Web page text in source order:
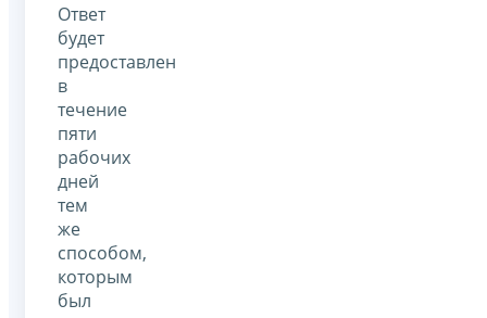
Ответ
будет
предоставлен
в
течение
пяти
рабочих
дней
тем
же
способом,
которым
был